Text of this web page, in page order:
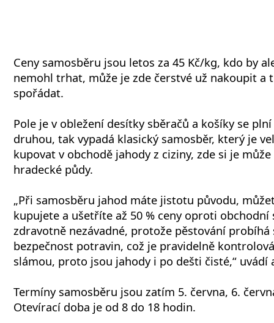
Ceny samosběru jsou letos za 45 Kč/kg, kdo by
nemohl trhat, může je zde čerstvé už nakoupit a
spořádat.
Pole je v obležení desítky sběračů a košíky se
druhou, tak vypadá klasický samosběr, který je
kupovat v obchodě jahody z ciziny, zde si je
hradecké půdy.
„Při samosběru jahod máte jistotu původu,
kupujete a ušetříte až 50 % ceny oproti obchodní
zdravotně nezávadné, protože pěstování probíhá
bezpečnost potravin, což je pravidelně
slámou, proto jsou jahody i po dešti čisté,“
Termíny samosběru jsou zatím 5. června, 6.
Otevírací doba je od 8 do 18 hodin.